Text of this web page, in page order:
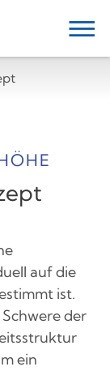
auf die
ist.
der
ein